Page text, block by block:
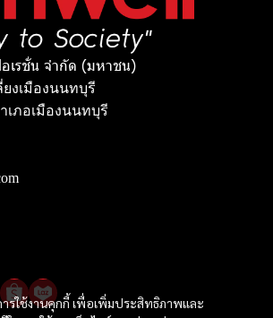
รใช้งานคุกกี้ เพื่อเพิ่มประสิทธิภาพและ
เรชั่น จำกัด (มหาชน)
ยงเมืองนนทบุรี
เภอเมืองนนทบุรี